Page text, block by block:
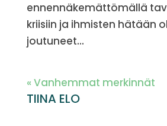
ennennäkemättömällä
kriisiin ja ihmisten hätään
joutuneet...
« Vanhemmat merkinnät
TIINA ELO